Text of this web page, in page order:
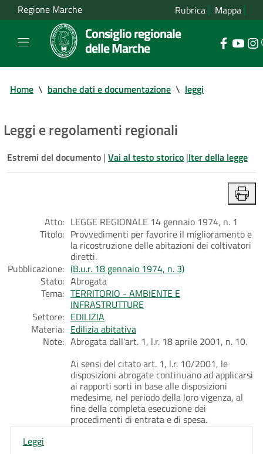
Regione Marche Rubrica Mappa
Consiglio regionale
delle Marche
Home \ banche dati e documentazione \ leggi
Leggi e regolamenti regionali
Estremi del documento | Vai al testo storico |Iter della legge
Atto: LEGGE REGIONALE 14 gennaio 1974, n. 1
Titolo: Provvedimenti per favorire il miglioramento e
la ricostruzione delle abitazioni dei coltivatori
diretti.
Pubblicazione: (B.u.r. 18 gennaio 1974, n. 3)
Stato: Abrogata
Tema: TERRITORIO - AMBIENTE E
INFRASTRUTTURE
Settore: EDILIZIA
Materia: Edilizia abitativa
Note: Abrogata dall'art. 1, l.r. 18 aprile 2001, n. 10.
Ai sensi del citato art. 1, l.r. 10/2001, le
disposizioni abrogate continuano ad applicarsi
ai rapporti sorti in base alle disposizioni
medesime, nel periodo della loro vigenza, al
fine della completa esecuzione dei
procedimenti di entrata e di spesa.
Leggi